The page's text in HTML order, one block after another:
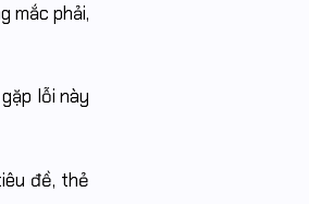
mắc phải,
lỗi này
đề, thẻ